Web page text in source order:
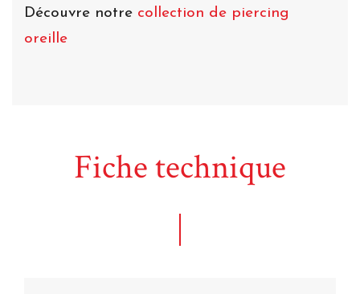
Découvre notre collection de piercing
oreille
Fiche technique